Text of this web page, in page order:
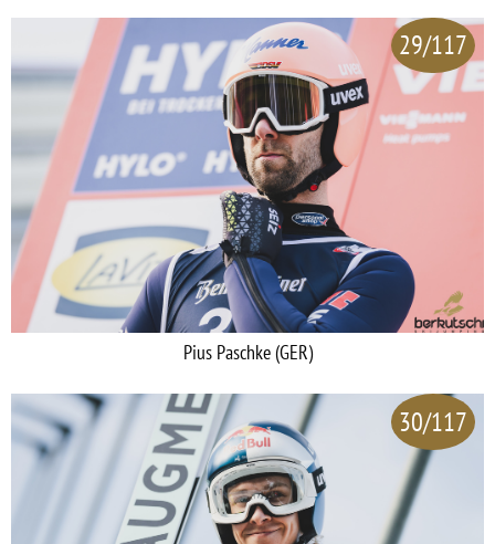
29/117
Pius Paschke (GER)
30/117